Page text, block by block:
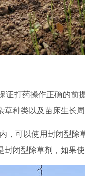
证打药操作正确的
种类以及苗床生长周
，可以使用封闭型
闭型除草剂，如果